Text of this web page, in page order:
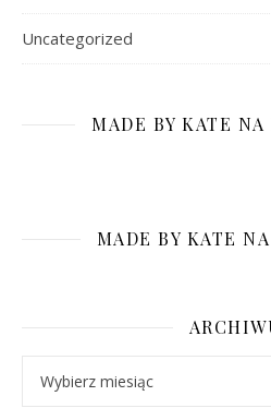
Uncategorized
MADE BY KATE
MADE BY KATE